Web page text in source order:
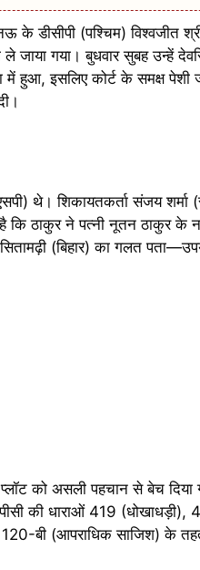
के डीसीपी (पश्चिम) विश्वजीत
जाया गया। बुधवार सुबह उन्हें
हुआ, इसलिए कोर्ट के समक्ष पेशी
थे। शिकायतकर्ता संजय शर्मा
ठाकुर ने पत्नी नूतन ठाकुर के
(बिहार) का गलत
प्लॉट को असली पहचान से बेच दिया
की धाराओं 419
बी (आपराधिक साजिश) के